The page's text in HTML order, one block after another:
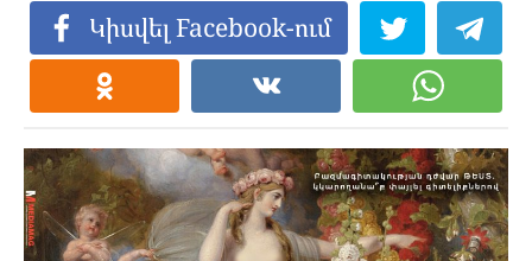
Կիսվել Facebook-ում